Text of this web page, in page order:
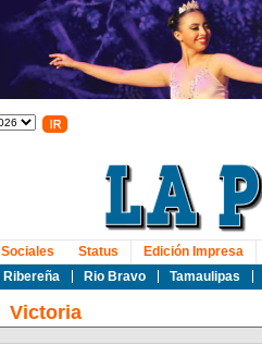
Ribereña Rio Bravo Tamaulipas
Sociales Status Edición Impresa
Victoria